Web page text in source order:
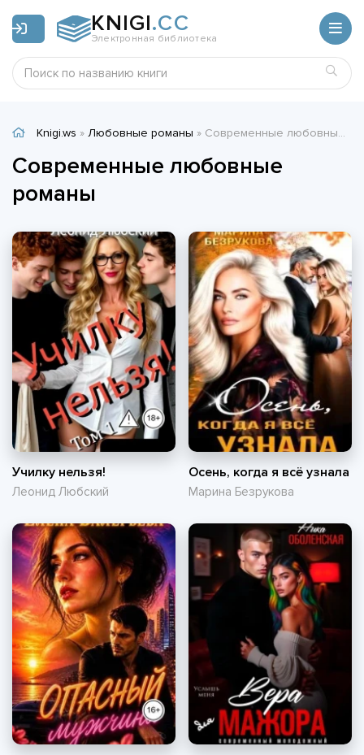
KNIGI.CC
Электронная библиотека
Knigi.ws » Любовные романы » Современные любовные романы
Современные любовные
романы
Училку нельзя!
Леонид Любский
Осень, когда я всё узнала
Марина Безрукова